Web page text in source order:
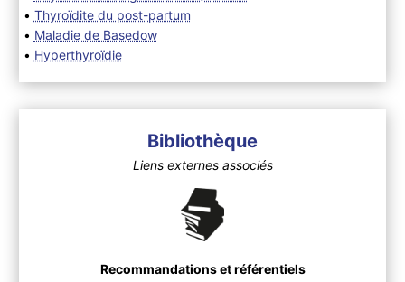
• Thyroïdite du post-partum
• Maladie de Basedow
• Hyperthyroïdie
Bibliothèque
Liens externes associés
Recommandations et référentiels